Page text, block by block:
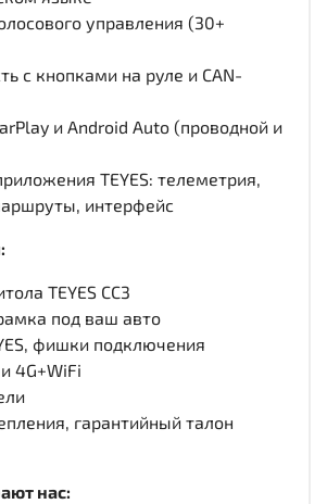
управления (30+
с кнопками на руле и CAN-
и Android Auto (проводной и
TEYES: телеметрия,
интерфейс
TEYES CC3
под ваш авто
фишки подключения
4G+WiFi
гарантийный талон
нас: